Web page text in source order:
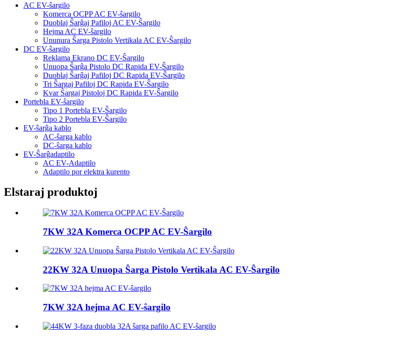
AC EV-ŝargilo
Komerca OCPP AC EV-ŝargilo
Duoblaj Ŝarĝaj Pafiloj AC EV-Ŝargilo
Hejma AC EV-ŝargilo
Ununura Ŝarga Pistolo Vertikala AC EV-Ŝargilo
DC EV-ŝargilo
Reklama Ekrano DC EV-Ŝargilo
Unuopa Ŝarĝa Pistolo DC Rapida EV-Ŝargilo
Duoblaj Ŝarĝaj Pafiloj DC Rapida EV-Ŝargilo
Tri Ŝargaj Pafiloj DC Rapida EV-Ŝargilo
Kvar Ŝargaj Pistoloj DC Rapida EV-Ŝargilo
Portebla EV-ŝargilo
Tipo 1 Portebla EV-Ŝargilo
Tipo 2 Portebla EV-Ŝargilo
EV-ŝarĝa kablo
AC-ŝarga kablo
DC-ŝarga kablo
EV-Ŝarĝadaptilo
AC EV-Adaptilo
Adaptilo por elektra kurento
Elstaraj produktoj
7KW 32A Komerca OCPP AC EV-Ŝargilo
22KW 32A Unuopa Ŝarga Pistolo Vertikala AC EV-Ŝargilo
7KW 32A hejma AC EV-ŝargilo